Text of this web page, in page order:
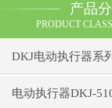
产品
PRODUCT
DKJ电动执行器系列
电动执行器DKJ-